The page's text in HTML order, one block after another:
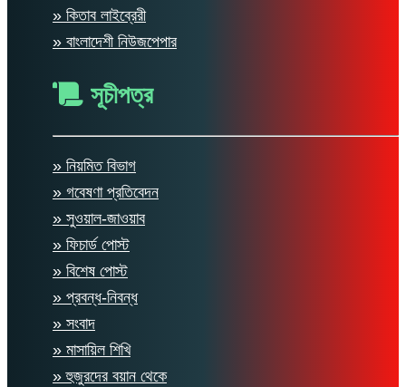
» কিতাব লাইব্রেরী
» বাংলাদেশী নিউজপেপার
সূচীপত্র
» নিয়মিত বিভাগ
» গবেষণা প্রতিবেদন
» সুওয়াল-জাওয়াব
» ফিচার্ড পোস্ট
» বিশেষ পোস্ট
» প্রবন্ধ-নিবন্ধ
» সংবাদ
» মাসায়িল শিখি
» হুজুরদের বয়ান থেকে